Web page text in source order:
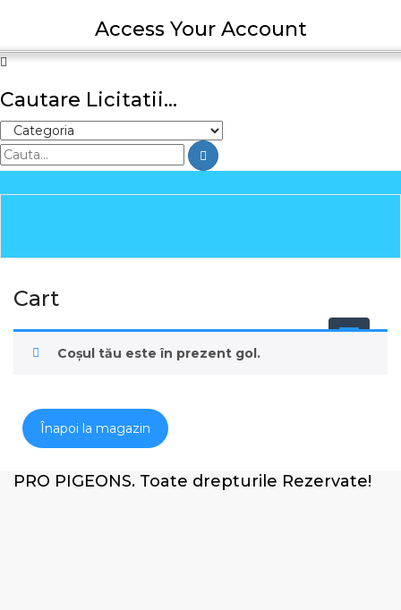
Access Your Account
Cautare Licitatii...
Cart
Coșul tău este în prezent gol.
Înapoi la magazin
PRO PIGEONS. Toate drepturile Rezervate!